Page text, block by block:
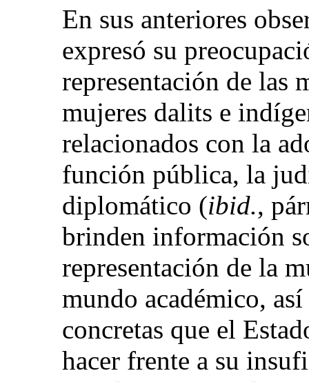
En sus anteriores
expresó su
representación de las
mujeres dalits e
relacionados con la
función pública, la
diplomático (ibid.,
brinden información
representación de la
mundo académico,
concretas que el
hacer frente a su